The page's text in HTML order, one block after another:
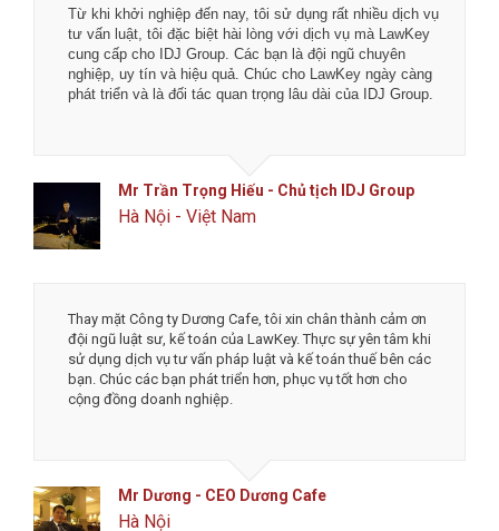
Tôi rất hài lòng về chất lượng dịch vụ tại LawKey - Chìa
khóa pháp luật. Các bạn là đội ngũ luật sư, chuyên gia kế
toán và tư vấn viên nhiệt thành, đầy bản lĩnh với nghề
nghiệp.Chúc các bạn phát đạt hơn nữa trong tương lai.
Anh Toản - CTO Công ty CP công nghệ phân
phối Flanet
Mình thật sự cảm ơn đội ngũ công ty luật và dịch vụ kế
toán LawKey về độ nhiệt tình và tốc độ làm việc. Tôi rất
an tâm và tin tưởng khi làm việc với LawKey, đặc biệt là
được chủ tịch Hà trực tiếp tư vấn. Chúc các bạn phát
triển thịnh vượng và đột phá hơn nữa.
Mr Tô - Founder & CEO MengCha Utd